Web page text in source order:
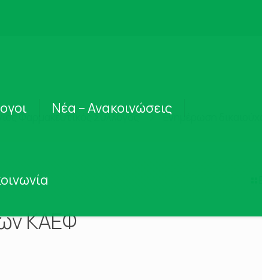
Νέα – Ανακοινώσεις
Φαρμακευτικός Σύλλογος Ενημέρωση
ΚΑΕΦ